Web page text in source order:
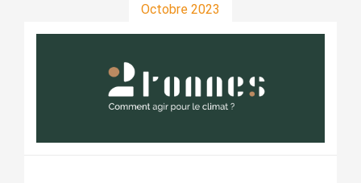
Octobre 2023